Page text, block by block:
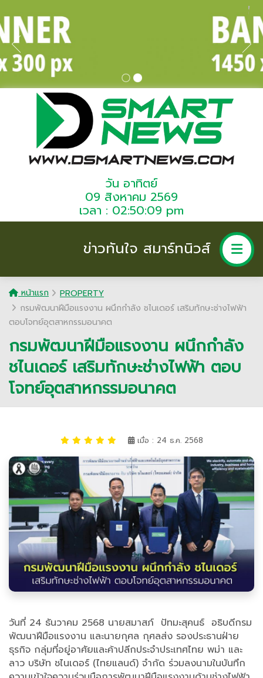
วัน อาทิตย์
09 สิงหาคม 2569
เวลา : 02:50:09 pm
ข่าวทันใจ สมาร์ทนิวส์
หน้าแรก
PROPERTY
กรมพัฒนาฝีมือแรงงาน ผนึกกำลัง ชไนเดอร์ เสริมทักษะช่างไฟฟ้า
ตอบโจทย์อุตสาหกรรมอนาคต
กรมพัฒนาฝีมือแรงงาน ผนึกกำลัง
ชไนเดอร์ เสริมทักษะช่างไฟฟ้า ตอบ
โจทย์อุตสาหกรรมอนาคต
เมื่อ : 24 ธ.ค. 2568
วันที่ 24 ธันวาคม 2568 นายสมาสภ์ ปัทมะสุคนธ์ อธิบดีกรม
พัฒนาฝีมือแรงงาน และนายกุศล กุศลส่ง รองประธานฝ่าย
ธุรกิจ กลุ่มที่อยู่อาศัยและค้าปลีกประจำประเทศไทย พม่า และ
ลาว บริษัท ชไนเดอร์ (ไทยแลนด์) จำกัด ร่วมลงนามในบันทึก